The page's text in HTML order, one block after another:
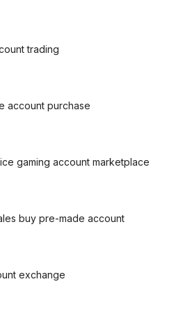
trading
account purchase
gaming account marketplace
buy pre-made account
exchange